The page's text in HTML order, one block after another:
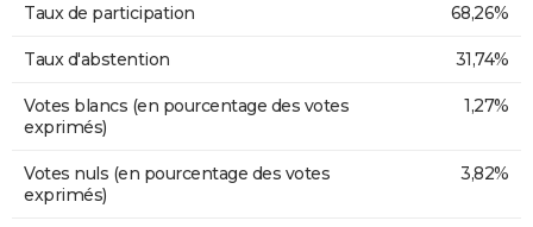
Taux de participation 68,26%
Taux d'abstention 31,74%
Votes blancs (en pourcentage des votes
exprimés)
1,27%
Votes nuls (en pourcentage des votes
exprimés)
3,82%